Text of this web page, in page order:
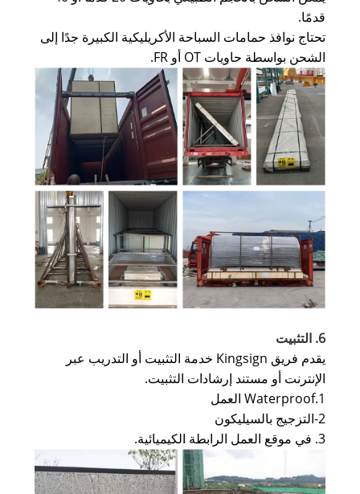
قدمًا.
تحتاج نوافذ حمامات السباحة الأكريليكية الكبيرة جدًا إلى
الشحن بواسطة حاويات OT أو FR.
6. التثبيت
يقدم فريق Kingsign خدمة التثبيت أو التدريب عبر
الإنترنت أو مستند إرشادات التثبيت.
1.Waterproof العمل
2-التزجيج بالسيليكون
3. في موقع العمل الرابطة الكيميائية.